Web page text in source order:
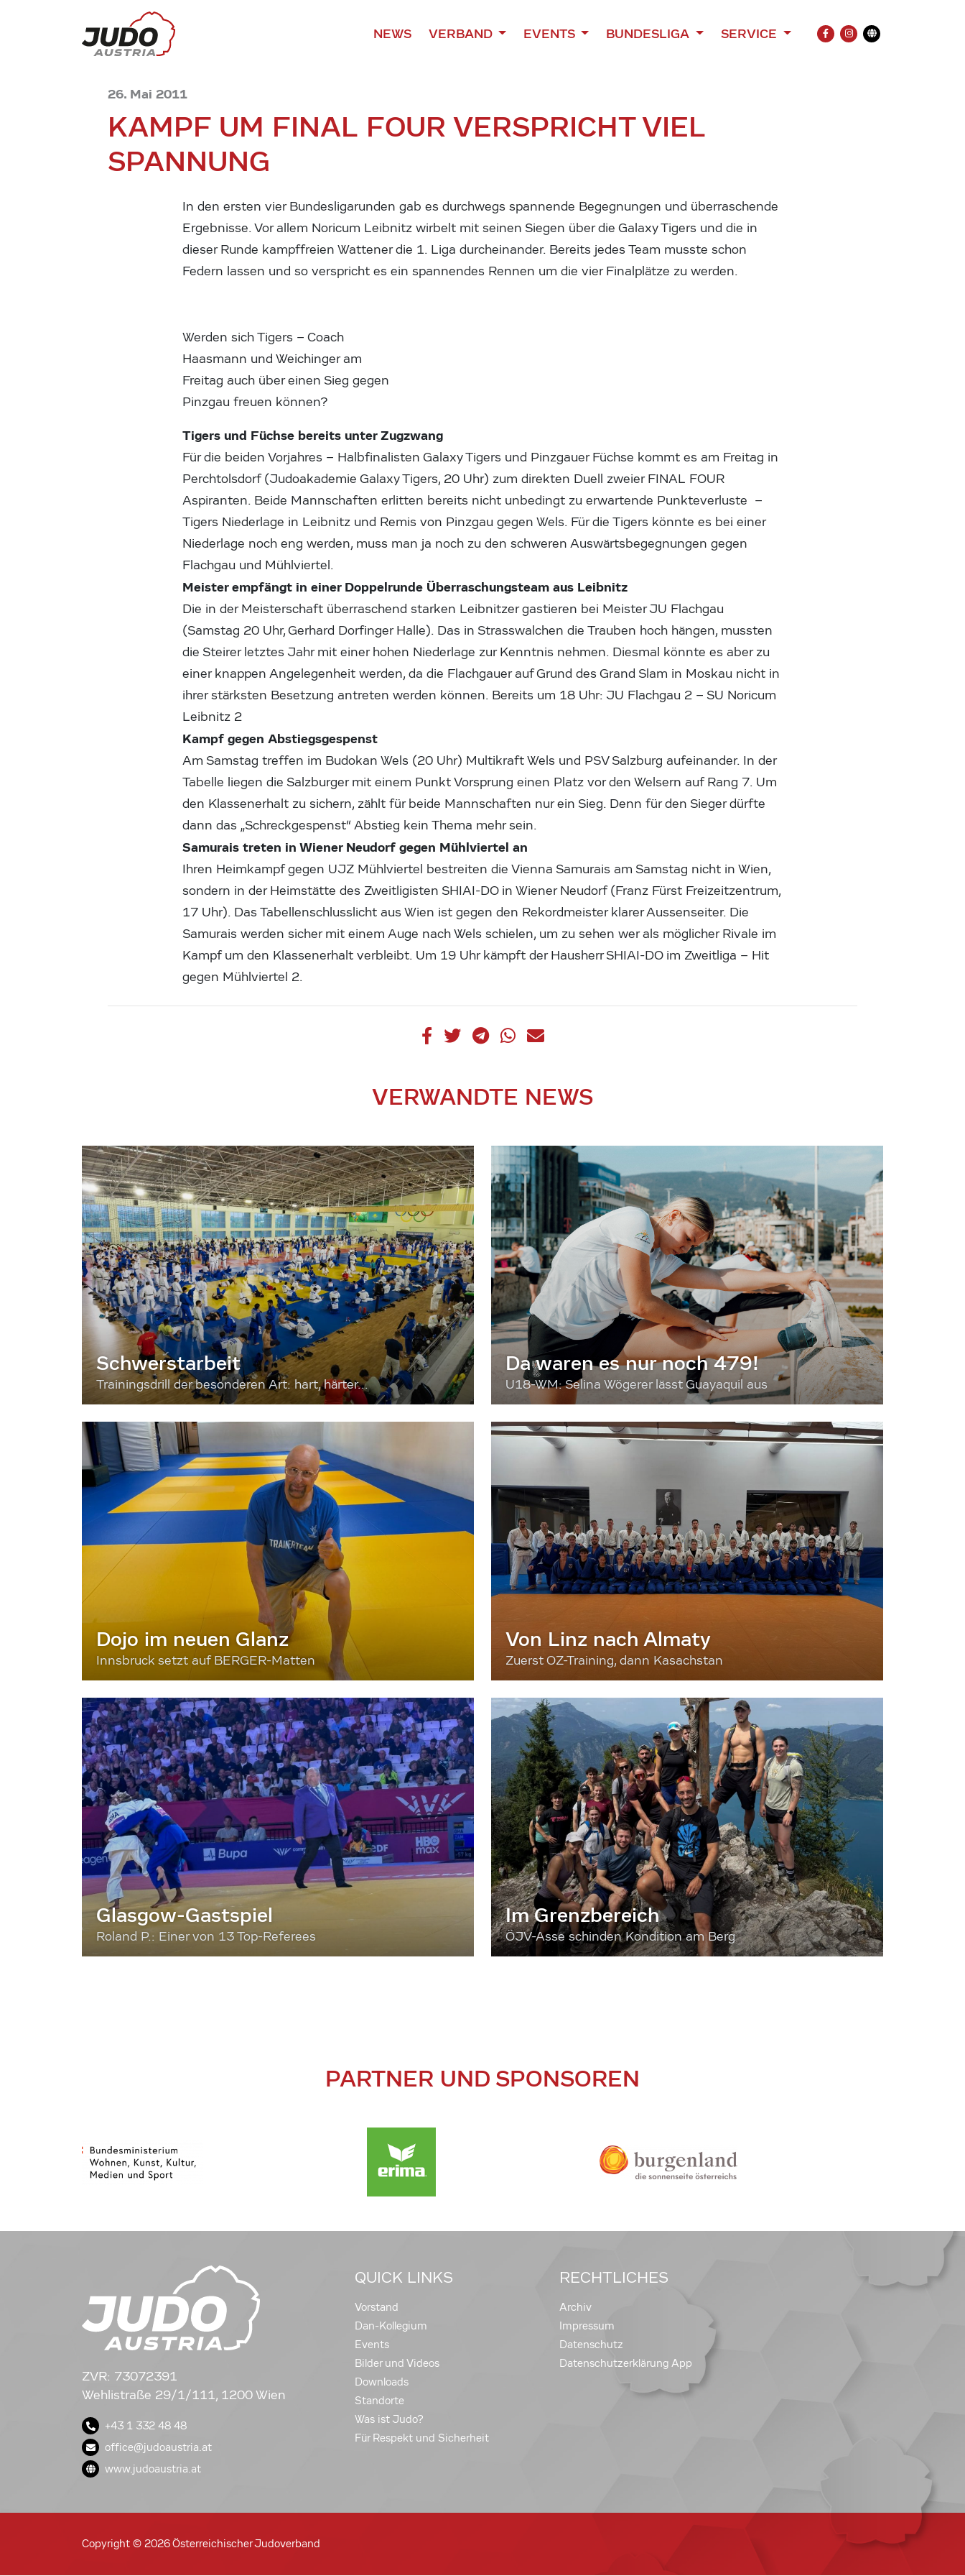
NEWS VERBAND EVENTS BUNDESLIGA SERVICE
FACEBOOK
INSTAGRAM
Übersetzung
26. Mai 2011
KAMPF UM FINAL FOUR VERSPRICHT VIEL
SPANNUNG
In den ersten vier Bundesligarunden gab es durchwegs spannende Begegnungen und überraschende
Ergebnisse. Vor allem Noricum Leibnitz wirbelt mit seinen Siegen über die Galaxy Tigers und die in
dieser Runde kampffreien Wattener die 1. Liga durcheinander. Bereits jedes Team musste schon
Federn lassen und so verspricht es ein spannendes Rennen um die vier Finalplätze zu werden.
Werden sich Tigers – Coach
Haasmann und Weichinger am
Freitag auch über einen Sieg gegen
Pinzgau freuen können?
Tigers und Füchse bereits unter Zugzwang
Für die beiden Vorjahres – Halbfinalisten Galaxy Tigers und Pinzgauer Füchse kommt es am Freitag in
Perchtolsdorf (Judoakademie Galaxy Tigers, 20 Uhr) zum direkten Duell zweier FINAL FOUR
Aspiranten. Beide Mannschaften erlitten bereits nicht unbedingt zu erwartende Punkteverluste –
Tigers Niederlage in Leibnitz und Remis von Pinzgau gegen Wels. Für die Tigers könnte es bei einer
Niederlage noch eng werden, muss man ja noch zu den schweren Auswärtsbegegnungen gegen
Flachgau und Mühlviertel.
Meister empfängt in einer Doppelrunde Überraschungsteam aus Leibnitz
Die in der Meisterschaft überraschend starken Leibnitzer gastieren bei Meister JU Flachgau
(Samstag 20 Uhr, Gerhard Dorfinger Halle). Das in Strasswalchen die Trauben hoch hängen, mussten
die Steirer letztes Jahr mit einer hohen Niederlage zur Kenntnis nehmen. Diesmal könnte es aber zu
einer knappen Angelegenheit werden, da die Flachgauer auf Grund des Grand Slam in Moskau nicht in
ihrer stärksten Besetzung antreten werden können. Bereits um 18 Uhr: JU Flachgau 2 – SU Noricum
Leibnitz 2
Kampf gegen Abstiegsgespenst
Am Samstag treffen im Budokan Wels (20 Uhr) Multikraft Wels und PSV Salzburg aufeinander. In der
Tabelle liegen die Salzburger mit einem Punkt Vorsprung einen Platz vor den Welsern auf Rang 7. Um
den Klassenerhalt zu sichern, zählt für beide Mannschaften nur ein Sieg. Denn für den Sieger dürfte
dann das „Schreckgespenst“ Abstieg kein Thema mehr sein.
Samurais treten in Wiener Neudorf gegen Mühlviertel an
Ihren Heimkampf gegen UJZ Mühlviertel bestreiten die Vienna Samurais am Samstag nicht in Wien,
sondern in der Heimstätte des Zweitligisten SHIAI-DO in Wiener Neudorf (Franz Fürst Freizeitzentrum,
17 Uhr). Das Tabellenschlusslicht aus Wien ist gegen den Rekordmeister klarer Aussenseiter. Die
Samurais werden sicher mit einem Auge nach Wels schielen, um zu sehen wer als möglicher Rivale im
Kampf um den Klassenerhalt verbleibt. Um 19 Uhr kämpft der Hausherr SHIAI-DO im Zweitliga – Hit
gegen Mühlviertel 2.
VERWANDTE NEWS
Schwerstarbeit
Trainingsdrill der besonderen Art: hart, härter...
Da waren es nur noch 479!
U18-WM: Selina Wögerer lässt Guayaquil aus
Dojo im neuen Glanz
Innsbruck setzt auf BERGER-Matten
Von Linz nach Almaty
Zuerst OZ-Training, dann Kasachstan
Glasgow-Gastspiel
Roland P.: Einer von 13 Top-Referees
Im Grenzbereich
ÖJV-Asse schinden Kondition am Berg
PARTNER UND SPONSOREN
ZVR: 73072391
Wehlistraße 29/1/111, 1200 Wien
+43 1 332 48 48
office@judoaustria.at
www.judoaustria.at
QUICK LINKS
Vorstand
Dan-Kollegium
Events
Bilder und Videos
Downloads
Standorte
Was ist Judo?
Für Respekt und Sicherheit
RECHTLICHES
Archiv
Impressum
Datenschutz
Datenschutzerklärung App
Copyright © 2026 Österreichischer Judoverband